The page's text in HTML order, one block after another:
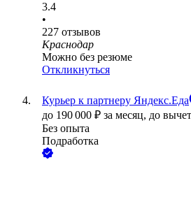
3.4
•
227 отзывов
Краснодар
Можно без резюме
Откликнуться
Курьер к партнеру Яндекс.Еда
до 190 000 ₽ за месяц, до
Без опыта
Подработка